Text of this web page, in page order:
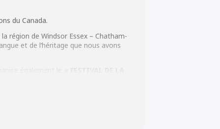
du Canada.
région de Windsor Essex – Chatham-
et de l’héritage que nous avons